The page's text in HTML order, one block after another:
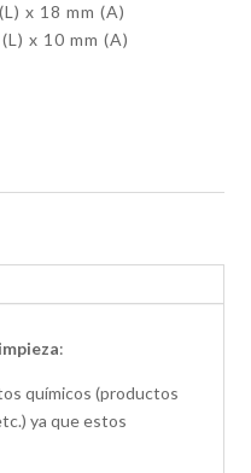
x 18 mm (A)
x 10 mm (A)
:
químicos (productos
ya que estos